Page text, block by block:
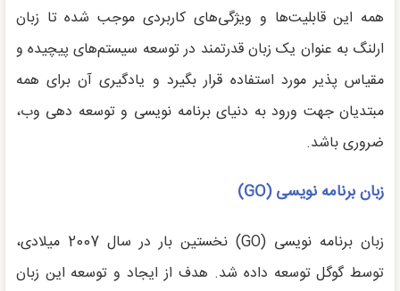
همه این قابلیت‌ها و ویژگی‌های کاربردی موجب شده تا زبان
ارلنگ به عنوان یک زبان قدرتمند در توسعه سیستم‌های پیچیده و
مقیاس پذیر مورد استفاده قرار بگیرد و یادگیری آن برای همه
مبتدیان جهت ورود به دنیای برنامه نویسی و توسعه دهی وب،
ضروری باشد.
زبان برنامه نویسی (GO
)
زبان برنامه نویسی (GO) نخستین بار در سال 2007 میلادی،
توسط گوگل توسعه داده شد. هدف از ایجاد و توسعه این زبان